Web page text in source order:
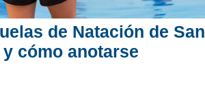
de Natación de San
cómo anotarse